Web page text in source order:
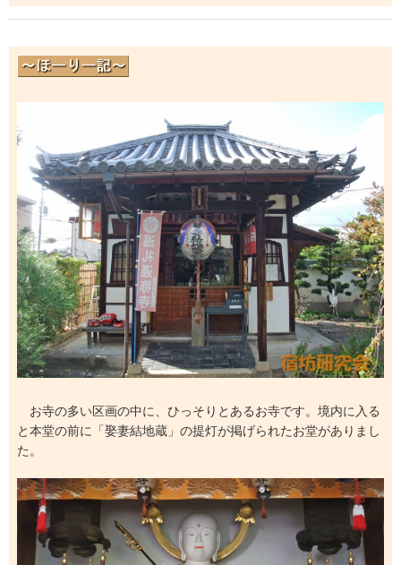
お寺の多い区画の中に、ひっそりとあるお寺です。境内に入る
と本堂の前に「娶妻結地蔵」の提灯が掲げられたお堂がありまし
た。